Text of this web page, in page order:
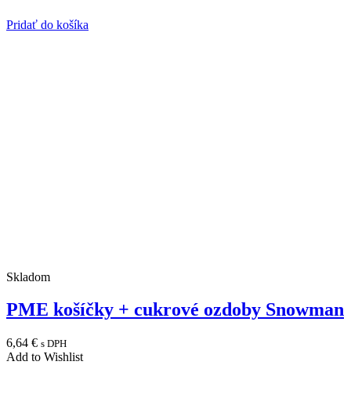
Pridať do košíka
Skladom
PME košíčky + cukrové ozdoby Snowman
6,64 € s DPH
Add to Wishlist